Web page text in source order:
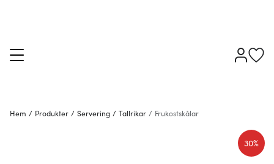
Hem / Produkter / Servering / Tallrikar / Frukostskålar
30%